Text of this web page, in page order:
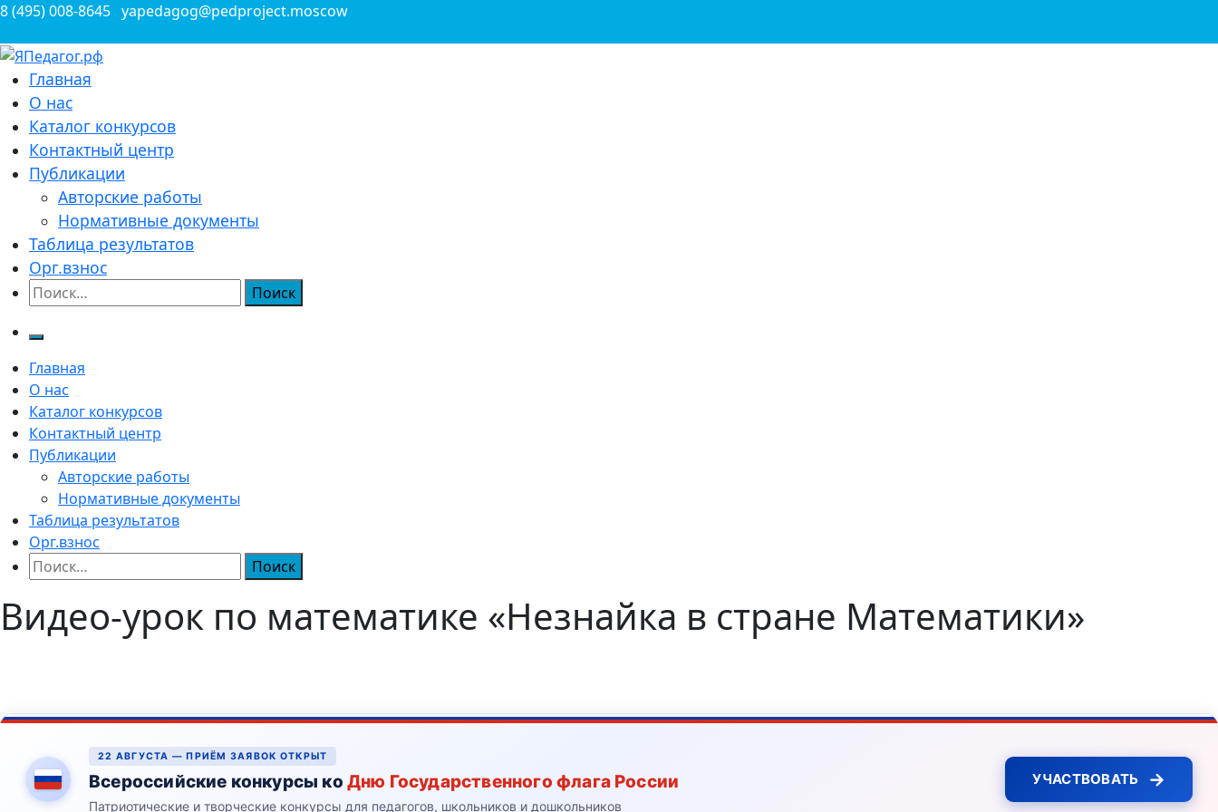
Перейти
содержимому
8 (495) 008-8645 yapedagog@pedproject.moscow
ЯПедагог.рф
Всероссийские конкурсы для педагогов
Главная
О нас
Каталог конкурсов
Контактный центр
Публикации
Авторские работы
Нормативные документы
Таблица результатов
Орг.взнос
Найти:
Главная
О нас
Каталог конкурсов
Контактный центр
Публикации
Авторские работы
Нормативные документы
Таблица результатов
Орг.взнос
Найти:
Видео-урок по математике «Незнайка в стране Математики»
22 АВГУСТА — ПРИЁМ ЗАЯВОК ОТКРЫТ
Всероссийские конкурсы ко Дню Государственного флага России
Патриотические и творческие конкурсы для педагогов, школьников и дошкольников
УЧАСТВОВАТЬ →